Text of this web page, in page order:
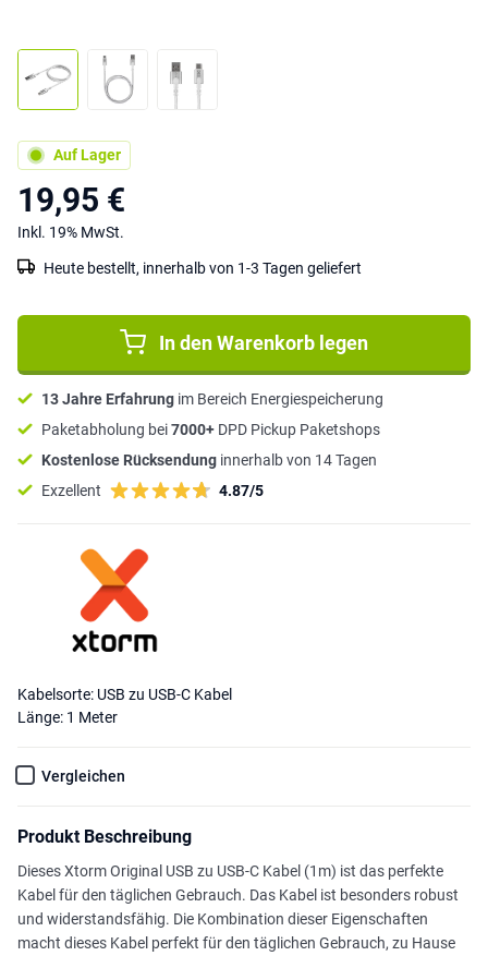
Auf Lager
19,95 €
Inkl. 19% MwSt.
Heute bestellt, innerhalb von 1-3 Tagen geliefert
In den Warenkorb legen
13 Jahre Erfahrung im Bereich Energiespeicherung
Paketabholung bei7000+ DPD Pickup Paketshops
Kostenlose Rücksendung innerhalb von 14 Tagen
Exzellent
4.87/5
Kabelsorte: USB zu USB-C Kabel
Länge: 1 Meter
Vergleichen
Produkt Beschreibung
Dieses Xtorm Original USB zu USB-C Kabel (1m) ist das perfekte
Kabel für den täglichen Gebrauch. Das Kabel ist besonders robust
und widerstandsfähig. Die Kombination dieser Eigenschaften
macht dieses Kabel perfekt für den täglichen Gebrauch, zu Hause